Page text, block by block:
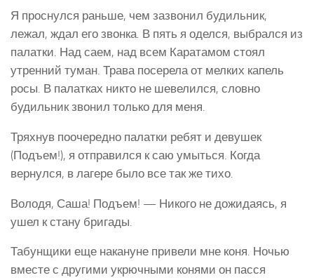
Я проснулся раньше, чем зазвонил будильник,
лежал, ждал его звонка. В пять я оделся, выбрался из
палатки. Над саем, над всем Каратамом стоял
утренний туман. Трава посерела от мелких капель
росы. В палатках никто не шевелился, словно
будильник звонил только для меня.
Тряхнув поочередно палатки ребят и девушек
(Подъем!), я отправился к саю умыться. Когда
вернулся, в лагере было все так же тихо.
Володя, Саша! Подъем! — Никого не дожидаясь, я
ушел к стану бригады.
Табунщики еще накануне привели мне коня. Ночью
вместе с другими укрючными конями он пасся